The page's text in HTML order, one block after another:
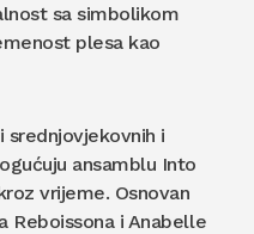
sa simbolikom
plesa kao
i
ansamblu Into
vrijeme. Osnovan
Reboissona i Anabelle